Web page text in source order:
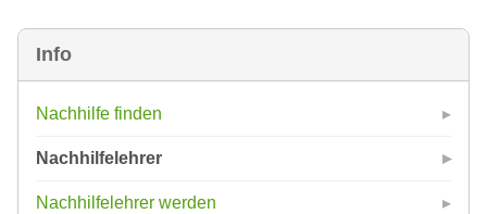
Info
Nachhilfe finden
Nachhilfelehrer
Nachhilfelehrer werden